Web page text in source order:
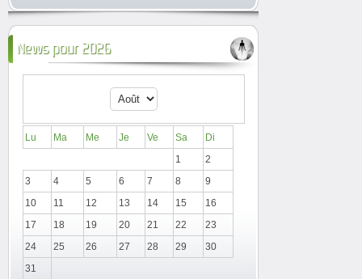
News pour 2026
Lu Ma Me Je Ve Sa
Di
1
2
3
4 5 6 7 8
9
10
11 12 13 14 15
16
17
18 19 20 21 22
23
24
25 26 27 28 29
30
31